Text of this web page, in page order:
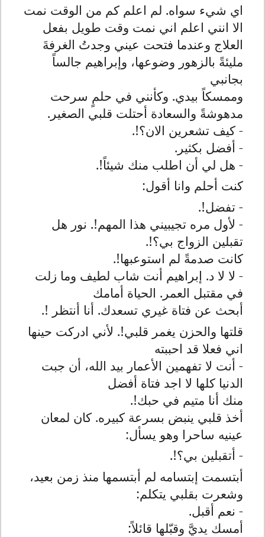
اي شيء سواه. لم اعلم كم من الوقت نمت
الا انني اعلم اني نمت وقت طويل بفعل
العلاج وعندما فتحت عيني وجدتُ الغرفةَ
مليئةً بالزهور وضوعها، وإبراهيم جالساً
بجانبي
وممسكاً بيدي. وكأنني في حلمٍ سرحت
مدهوشةً والسعادة أحتلت قلبي الصغير.
- كيف تشعرين الان؟!.
- أفضل بكثير.
- هل لي أن اطلب منك شيئاً!.
كنت أحلم وانا أقول:
- تفضل!.
- لأول مره تجيبيني هذا المهم!. نور هل
تقبلين الزواج بي؟!.
كانت صدمةً لم استوعبها!.
- لا لا د. إبراهيم أنت شاب لطيف وما زلت
في مقتبل العمر. الحياة أمامك
أبحث عن فتاة غيري تسعدك. أنا أنتظر !.
قلتها والحزن يغمر قلبي!. لأني ادركت حينها
اني فعلا قد احببته
- أنت لا تفهمين الأعمار بيد الله، أن جبت
الدنيا كلها لا اجد فتاة أفضل
منك أنا متيم في حبك!.
أخذ قلبي ينبض بسرعة كبيره. كان لمعان
عينيه ساحرا وهو يسأل:
- أتقبلين بي؟!.
أبتسمت إبتسامه لم أبتسمها منذ زمن بعيد،
وشعرت بقلبي يتكلم:
- نعم أقبل.
أمسك يديَّ وقبّلها قائلاً: